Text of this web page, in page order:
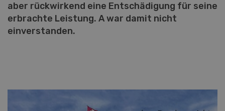
aber rückwirkend eine Entschädigung für seine
erbrachte Leistung. A war damit nicht
einverstanden.